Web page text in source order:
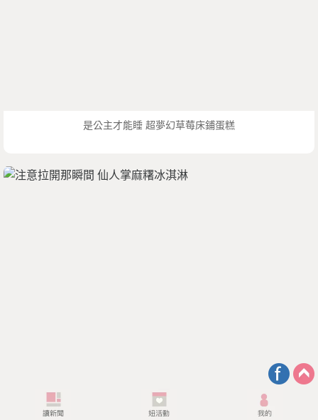
是公主才能睡 超夢幻草莓床鋪蛋糕